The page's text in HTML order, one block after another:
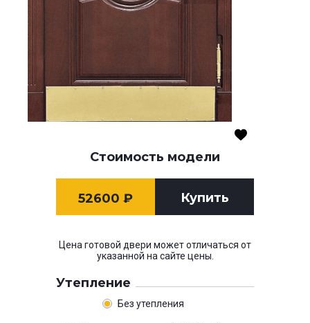
Стоимость модели
52600 ₽ Купить
Цена готовой двери может отличаться от
указанной на сайте цены.
Утепление
Без утепления